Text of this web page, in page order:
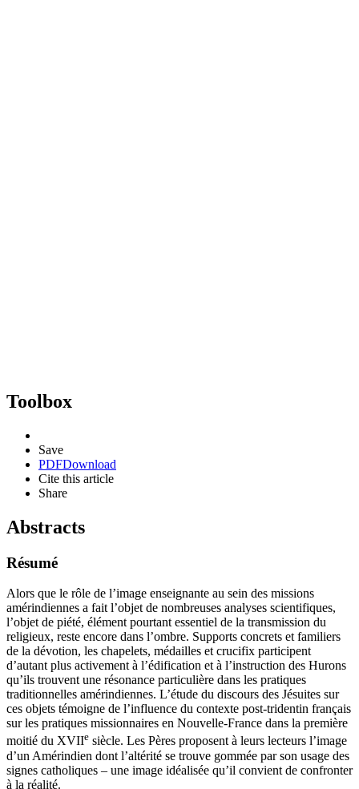
Toolbox
Save
PDFDownload
Cite this article
Share
Abstracts
Résumé
Alors que le rôle de l’image enseignante au sein des missions
amérindiennes a fait l’objet de nombreuses analyses scientifiques,
l’objet de piété, élément pourtant essentiel de la transmission du
religieux, reste encore dans l’ombre. Supports concrets et familiers
de la dévotion, les chapelets, médailles et crucifix participent
d’autant plus activement à l’édification et à l’instruction des Hurons
qu’ils trouvent une résonance particulière dans les pratiques
traditionnelles amérindiennes. L’étude du discours des Jésuites sur
ces objets témoigne de l’influence du contexte post-tridentin français
sur les pratiques missionnaires en Nouvelle-France dans la première
moitié du XVIIe siècle. Les Pères proposent à leurs lecteurs l’image
d’un Amérindien dont l’altérité se trouve gommée par son usage des
signes catholiques – une image idéalisée qu’il convient de confronter
à la réalité.